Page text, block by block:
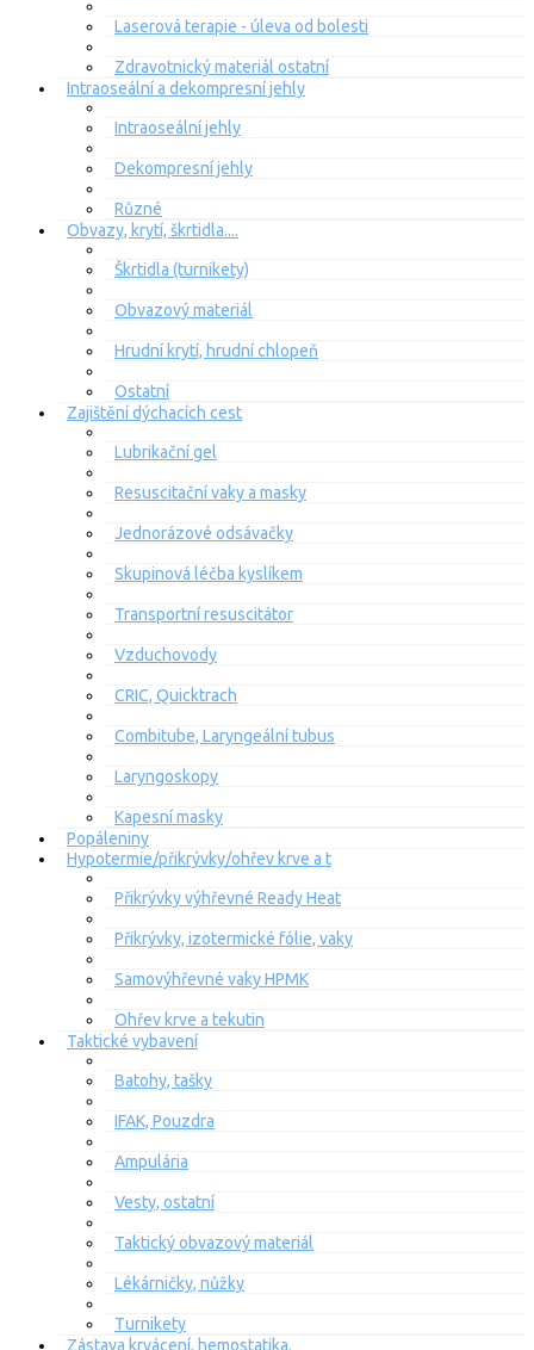
Laserová terapie - úleva od bolesti
Zdravotnický materiál ostatní
Intraoseální a dekompresní jehly
Intraoseální jehly
Dekompresní jehly
Různé
Obvazy, krytí, škrtidla....
Škrtidla (turnikety)
Obvazový materiál
Hrudní krytí, hrudní chlopeň
Ostatní
Zajištění dýchacích cest
Lubrikační gel
Resuscitační vaky a masky
Jednorázové odsávačky
Skupinová léčba kyslíkem
Transportní resuscitátor
Vzduchovody
CRIC, Quicktrach
Combitube, Laryngeální tubus
Laryngoskopy
Kapesní masky
Popáleniny
Hypotermie/přikrývky/ohřev krve a t
Přikrývky výhřevné Ready Heat
Přikrývky, izotermické fólie, vaky
Samovýhřevné vaky HPMK
Ohřev krve a tekutin
Taktické vybavení
Batohy, tašky
IFAK, Pouzdra
Ampulária
Vesty, ostatní
Taktický obvazový materiál
Lékárničky, nůžky
Turnikety
Zástava krvácení, hemostatika.